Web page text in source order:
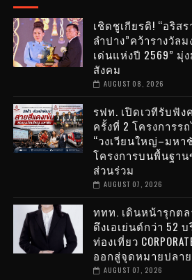
เชิดชูเกียรติ! “อริส
ลำปาง”คว้ารางวัล
เด่นแห่งปี 2569” มุ่
สังคม
AUGUST 08, 2026
รฟท. เปิดเวทีรับฟั
ครั้งที่ 2 โครงการร
“วงเวียนใหญ่–มห
โครงการบนพื้นฐาน
ส่วนร่วม
AUGUST 07, 2026
ททท. เดินหน้ารุกตลาด
ดึงเอเย่นต์กว่า 52
ท่องเที่ยว
ออกสู่จุดหมายปลา
AUGUST 07, 2026